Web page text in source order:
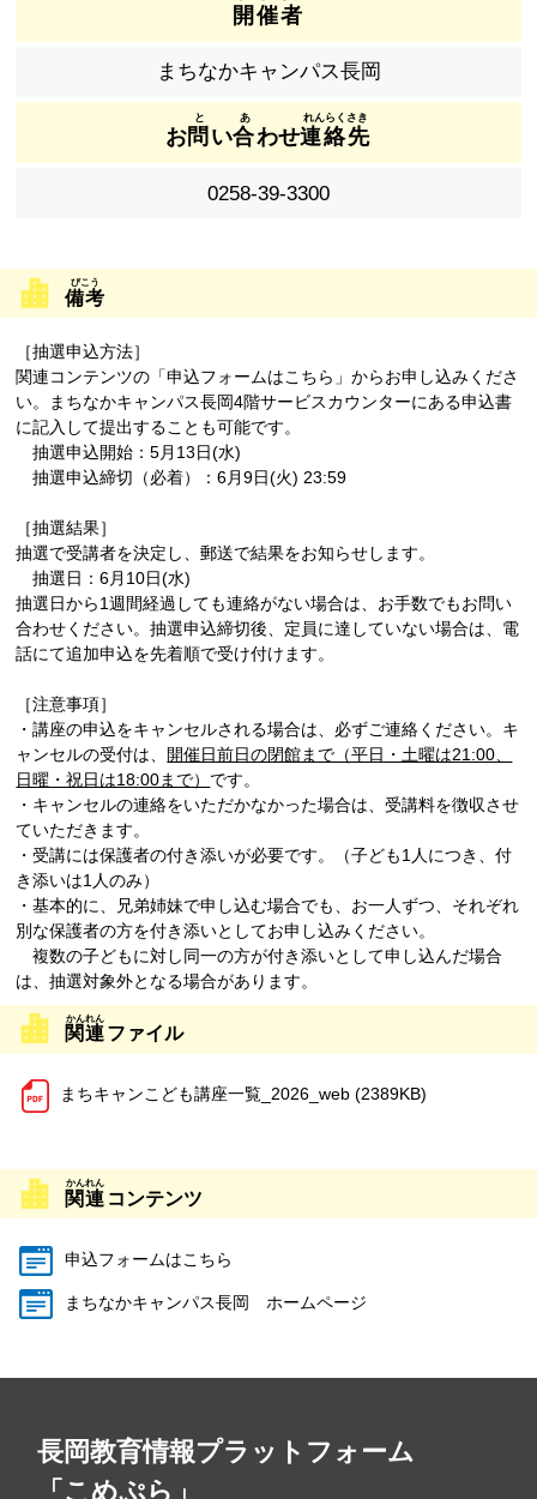
開催者
まちなかキャンパス長岡
お問 い合わせ連絡先
0258-39-3300
備考
［抽選申込方法］
関連コンテンツの「申込フォームはこちら」からお申し込みくださ
い。まちなかキャンパス長岡4階サービスカウンターにある申込書
に記入して提出することも可能です。
抽選申込開始：5月13日(水)
抽選申込締切（必着）：6月9日(火) 23:59
［抽選結果］
抽選で受講者を決定し、郵送で結果をお知らせします。
抽選日：6月10日(水)
抽選日から1週間経過しても連絡がない場合は、お手数でもお問い
合わせください。抽選申込締切後、定員に達していない場合は、電
話にて追加申込を先着順で受け付けます。
［注意事項］
・講座の申込をキャンセルされる場合は、必ずご連絡ください。キ
ャンセルの受付は、 開催日前日の閉館まで（平日・土曜は21:00、
日曜・祝日は18:00まで） です。
・キャンセルの連絡をいただかなかった場合は、受講料を徴収させ
ていただきます。
・受講には保護者の付き添いが必要です。（子ども1人につき、付
き添いは1人のみ）
・基本的に、兄弟姉妹で申し込む場合でも、お一人ずつ、それぞれ
別な保護者の方を付き添いとしてお申し込みください。
複数の子どもに対し同一の方が付き添いとして申し込んだ場合
は、抽選対象外となる場合があります。
関連ファイル
まちキャンこども講座一覧_2026_web (2389KB)
関連 コンテンツ
申込フォームはこちら
まちなかキャンパス長岡 ホームページ
長岡教育情報プラットフォーム
「こめぷら」